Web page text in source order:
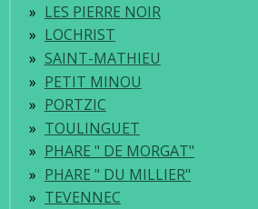
LES PIERRE NOIR
LOCHRIST
SAINT-MATHIEU
PETIT MINOU
PORTZIC
TOULINGUET
PHARE " DE MORGAT"
PHARE " DU MILLIER"
TEVENNEC